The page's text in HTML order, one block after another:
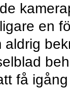
en
aldrig
få